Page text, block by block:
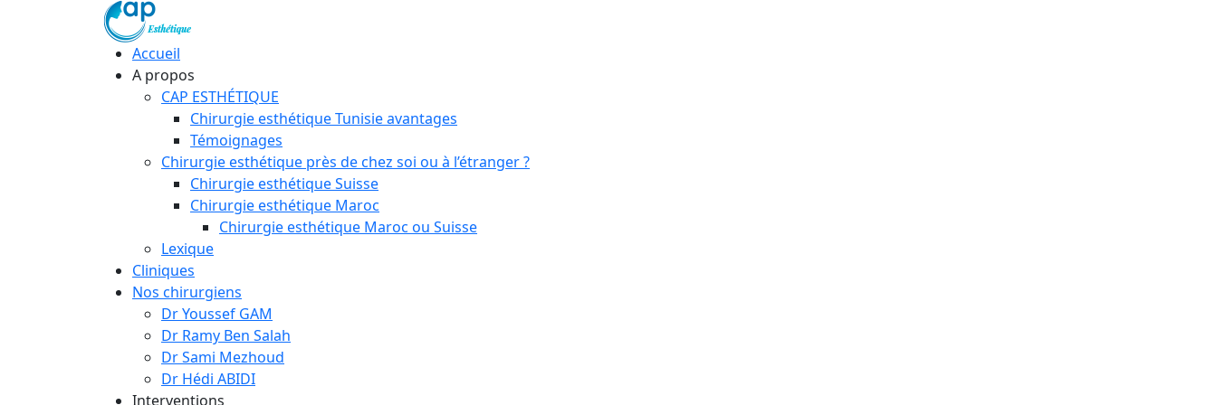
Accueil
A propos
CAP ESTHÉTIQUE
Chirurgie esthétique Tunisie avantages
Témoignages
Chirurgie esthétique près de chez soi ou à l’étranger ?
Chirurgie esthétique Suisse
Chirurgie esthétique Maroc
Chirurgie esthétique Maroc ou Suisse
Lexique
Cliniques
Nos chirurgiens
Dr Youssef GAM
Dr Ramy Ben Salah
Dr Sami Mezhoud
Dr Hédi ABIDI
Interventions